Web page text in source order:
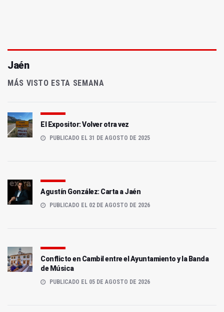
Jaén
MÁS VISTO ESTA SEMANA
El Expositor: Volver otra vez
PUBLICADO EL 31 DE AGOSTO DE 2025
Agustín González: Carta a Jaén
PUBLICADO EL 02 DE AGOSTO DE 2026
Conflicto en Cambil entre el Ayuntamiento y la Banda
de Música
PUBLICADO EL 05 DE AGOSTO DE 2026